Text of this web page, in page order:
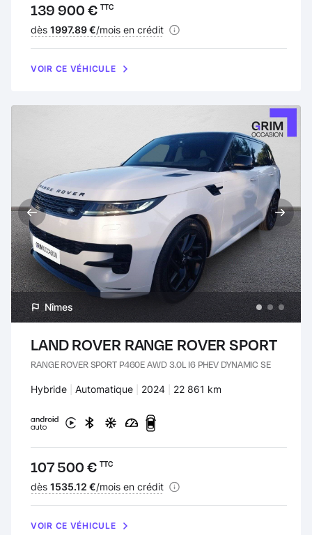
Prix :
139 900 € TTC
Financement :
dès 1997.89 €/mois en crédit
VOIR CE VÉHICULE
Nîmes
LAND ROVER RANGE ROVER SPORT
RANGE ROVER SPORT P460E AWD 3.0L I6 PHEV DYNAMIC SE
Carburant :
Hybride Transmission :
Automatique Années :
2024 Kilomètres :
22 861 km
Prix :
107 500 € TTC
Financement :
dès 1535.12 €/mois en crédit
VOIR CE VÉHICULE